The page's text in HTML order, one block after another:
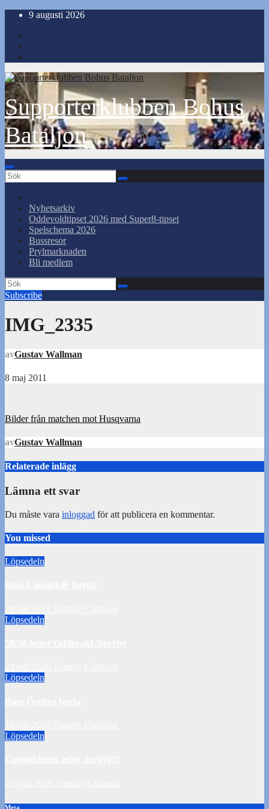
Hoppa
innehåll
9 augusti 2026
Supporterklubben Bohus
Bataljon
Nyhetsarkiv
Oddevoldtipset 2026 med Super8-tipset
Spelschema 2026
Bussresor
Prylmarknaden
Bli medlem
Subscribe
IMG_2335
avGustav Wallman
8 maj 2011
Inläggsnavigering
Bilder från matchen mot Husqvarna
avGustav Wallman
Relaterade inlägg
Lämna ett svar
Du måste vara inloggad för att publicera en kommentar.
You missed
Löpsedeln
Löpsedeln
Löpsedeln
Löpsedeln
Meta